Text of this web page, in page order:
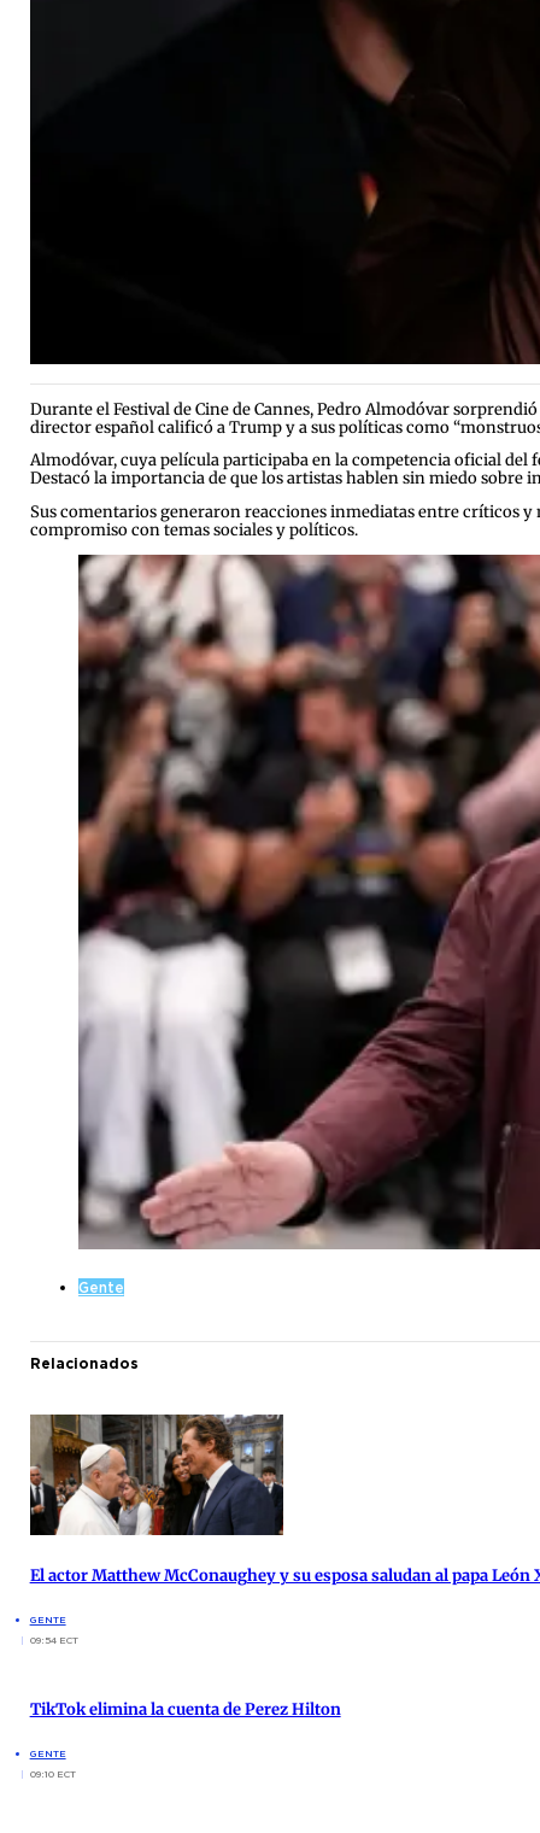
Durante el Festival de Cine de Cannes, Pedro Almodóvar
director español calificó a Trump y a sus políticas como
Almodóvar, cuya película participaba en la competencia oficial
Destacó la importancia de que los artistas hablen sin miedo sobre
Sus comentarios generaron reacciones inmediatas entre críticos
compromiso con temas sociales y políticos.
Gente
Relacionados
El actor Matthew McConaughey y su esposa saludan al papa León
GENTE
09:54 ECT
TikTok elimina la cuenta de Perez Hilton
GENTE
09:10 ECT